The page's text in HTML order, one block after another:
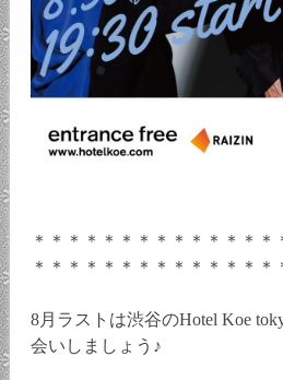
＊＊＊＊＊＊＊＊＊＊＊＊＊＊
＊＊＊＊＊＊＊＊＊＊＊＊＊＊
8月ラストは渋谷のHotel Koe
会いしましょう♪